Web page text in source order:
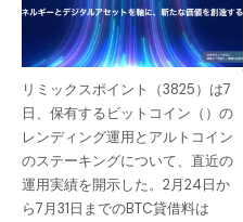
リミックスポイント（3825）は7
日、保有するビットコイン（）の
レンディング運用とアルトコイン
のステーキングについて、直近の
運用実績を開示した。2月24日か
ら7月31日までのBTC貸借料は